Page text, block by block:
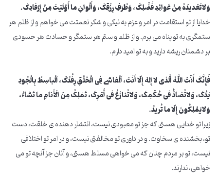
وَلاتَعْدیدَهُ مِنْ عَوائِدِ فَضْلِکَ، وَطُرَفِ رِزْقِکَ، وَأَلْوانِ ما أَوْلَیْتَ مِنْ إِرْفادِکَ.
خدایا از تو استقامت در امر و عزم به نیکی و شکر نعمتت می خواهم و از ظلم هر
ستمگری به تو پناه می برم. و از ظلم و ستم هر ستمگر و حسادت هر حسودی
بر دشمنان ریشه دارید و به تو امید دارم.
فَإِنَّکَ أَنْتَ اللَّهُ الَّذی لا إِلهَ إِلّا أَنْتَ، اَلْفاشی فِی الْخَلْقِ رِفْدُکَ، اَلْباسِطُ بِالْجُودِ
یَدُکَ، وَلاتُضادُّ فی حُکْمِکَ، وَلاتُنازَعُ فی أَمْرِکَ، تَمْلِکُ مِنَ الْأَنامِ ما تَشاءُ،
وَلایَمْلِکُونَ إِلّا ما تُریدُ.
زیرا تو خدایی هستی که جز تو معبودی نیست، انتشار دهنده ی خلقت، دست
تو، بخشنده ی سخاوت. و در داوری تو مخالفتی نیست، و در امر تو اختلافی
نیست، تو بر مردم چنان که می خواهی مسلط هستی، و آنان جز آنچه تو می
خواهی، ندارند.